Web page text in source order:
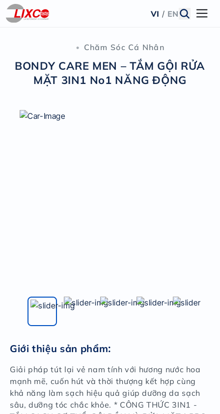
VI/ EN
• Chăm Sóc Cá Nhân
BONDY CARE MEN – TẮM GỘI RỬA
MẶT 3IN1 No1 NĂNG ĐỘNG
Giới thiệu sản phẩm:
Giải pháp tút lại vẻ nam tính với hương nước hoa
mạnh mẽ, cuốn hút và thời thượng kết hợp cùng
khả năng làm sạch hiệu quả giúp dưỡng da sạch
sâu, dưỡng tóc chắc khỏe. * CÔNG THỨC 3IN1 -